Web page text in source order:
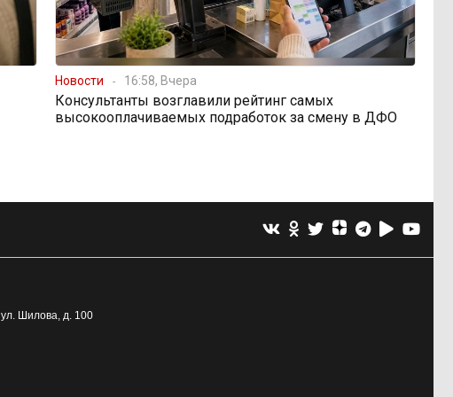
Новости 16:58, Вчера
Консультанты возглавили рейтинг самых
высокооплачиваемых подработок за смену в ДФО
ул. Шилова, д. 100